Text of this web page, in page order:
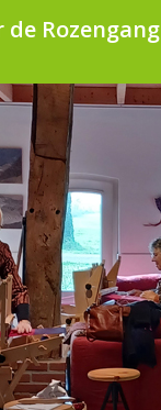
Rozengang